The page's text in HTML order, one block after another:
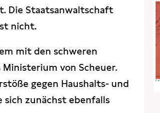
Die Staatsanwaltschaft
nicht.
mit den schweren
von Scheuer.
gegen Haushalts- und
zunächst ebenfalls